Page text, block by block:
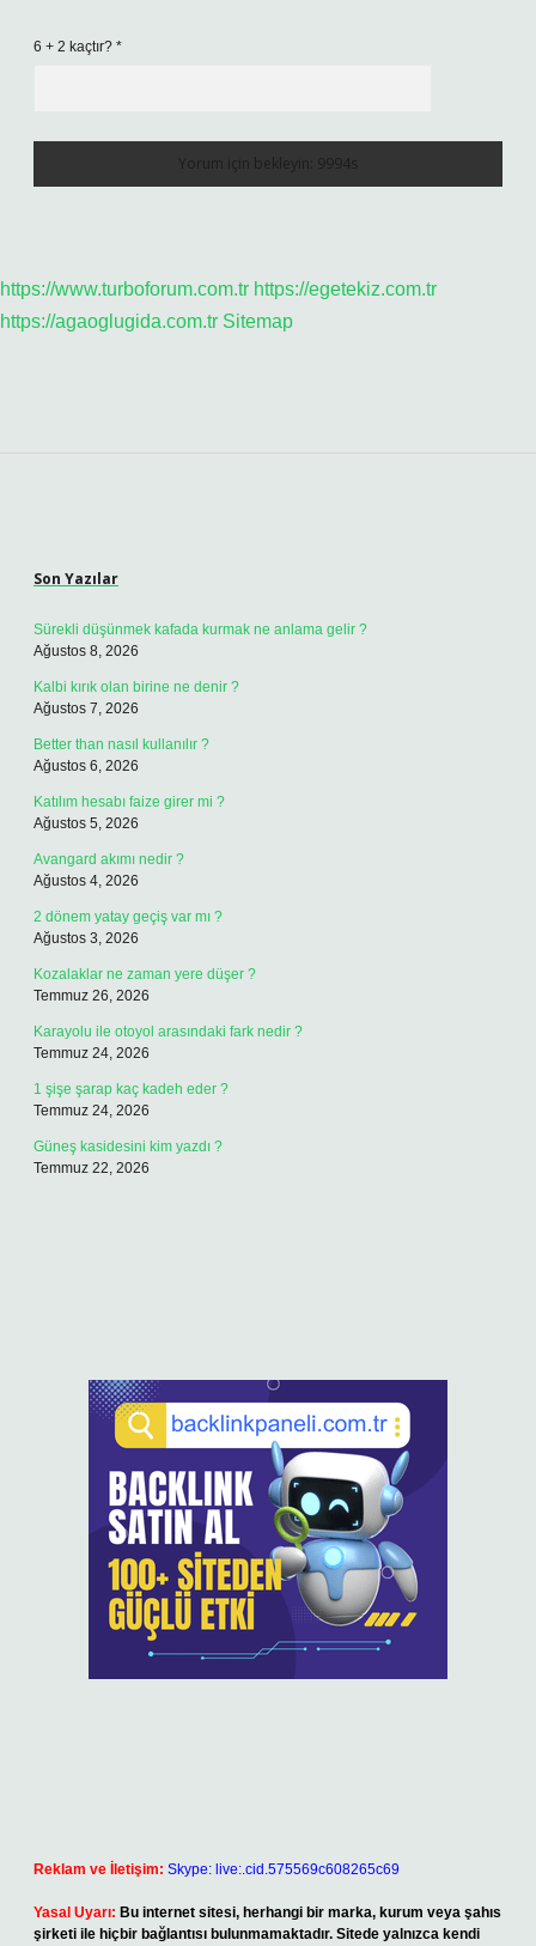
6 + 2 kaçtır? *
https://www.turboforum.com.tr https://egetekiz.com.tr
https://agaoglugida.com.tr Sitemap
Son Yazılar
Sürekli düşünmek kafada kurmak ne anlama gelir ?
Ağustos 8, 2026
Kalbi kırık olan birine ne denir ?
Ağustos 7, 2026
Better than nasıl kullanılır ?
Ağustos 6, 2026
Katılım hesabı faize girer mi ?
Ağustos 5, 2026
Avangard akımı nedir ?
Ağustos 4, 2026
2 dönem yatay geçiş var mı ?
Ağustos 3, 2026
Kozalaklar ne zaman yere düşer ?
Temmuz 26, 2026
Karayolu ile otoyol arasındaki fark nedir ?
Temmuz 24, 2026
1 şişe şarap kaç kadeh eder ?
Temmuz 24, 2026
Güneş kasidesini kim yazdı ?
Temmuz 22, 2026
Reklam ve İletişim: Skype: live:.cid.575569c608265c69
Yasal Uyarı: Bu internet sitesi, herhangi bir marka, kurum veya şahıs
şirketi ile hiçbir bağlantısı bulunmamaktadır. Sitede yalnızca kendi